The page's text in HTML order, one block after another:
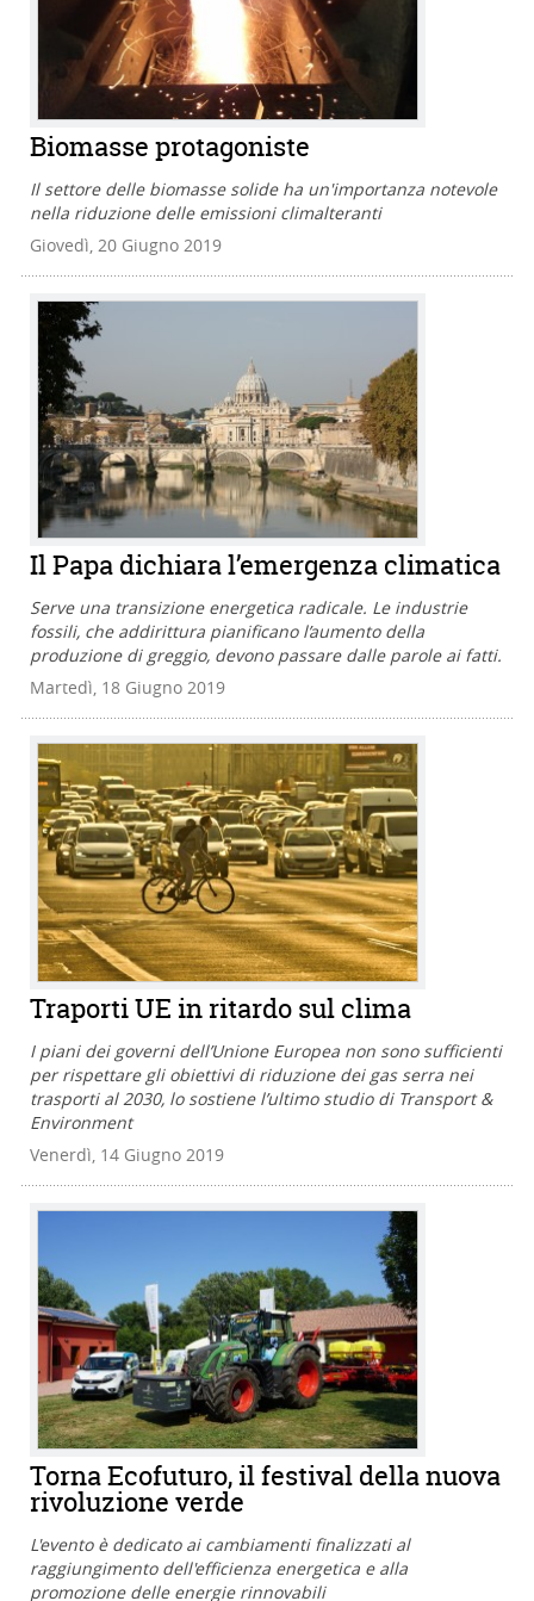
Biomasse protagoniste
Il settore delle biomasse solide ha un'importanza notevole
nella riduzione delle emissioni climalteranti
Giovedì, 20 Giugno 2019
Il Papa dichiara l’emergenza climatica
Serve una transizione energetica radicale. Le industrie
fossili, che addirittura pianificano l’aumento della
produzione di greggio, devono passare dalle parole ai fatti.
Martedì, 18 Giugno 2019
Traporti UE in ritardo sul clima
I piani dei governi dell’Unione Europea non sono sufficienti
per rispettare gli obiettivi di riduzione dei gas serra nei
trasporti al 2030, lo sostiene l’ultimo studio di Transport &
Environment
Venerdì, 14 Giugno 2019
Torna Ecofuturo, il festival della nuova
rivoluzione verde
L'evento è dedicato ai cambiamenti finalizzati al
raggiungimento dell'efficienza energetica e alla
promozione delle energie rinnovabili